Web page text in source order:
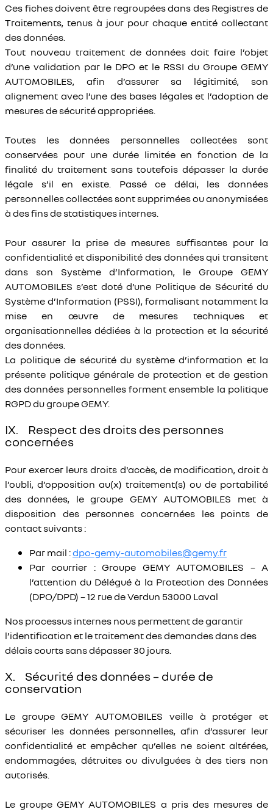
Ces fiches doivent être regroupées dans des Registres de
Traitements, tenus à jour pour chaque entité collectant
des données.
Tout nouveau traitement de données doit faire l’objet
d’une validation par le DPO et le RSSI du Groupe GEMY
AUTOMOBILES, afin d’assurer sa légitimité, son
alignement avec l’une des bases légales et l’adoption de
mesures de sécurité appropriées.
Toutes les données personnelles collectées sont
conservées pour une durée limitée en fonction de la
finalité du traitement sans toutefois dépasser la durée
légale s’il en existe. Passé ce délai, les données
personnelles collectées sont supprimées ou anonymisées
à des fins de statistiques internes.
Pour assurer la prise de mesures suffisantes pour la
confidentialité et disponibilité des données qui transitent
dans son Système d’Information, le Groupe GEMY
AUTOMOBILES s’est doté d’une Politique de Sécurité du
Système d’Information (PSSI), formalisant notamment la
mise en œuvre de mesures techniques et
organisationnelles dédiées à la protection et la sécurité
des données.
La politique de sécurité du système d’information et la
présente politique générale de protection et de gestion
des données personnelles forment ensemble la politique
RGPD du groupe GEMY.
IX. Respect des droits des personnes
concernées
Pour exercer leurs droits d'accès, de modification, droit à
l’oubli, d’opposition au(x) traitement(s) ou de portabilité
des données, le groupe GEMY AUTOMOBILES met à
disposition des personnes concernées les points de
contact suivants :
Par mail :dpo-gemy-automobiles@gemy.fr
Par courrier : Groupe GEMY AUTOMOBILES – A
l’attention du Délégué à la Protection des Données
(DPO/DPD) – 12 rue de Verdun 53000 Laval
Nos processus internes nous permettent de garantir
l’identification et le traitement des demandes dans des
délais courts sans dépasser 30 jours.
X. Sécurité des données – durée de
conservation
Le groupe GEMY AUTOMOBILES veille à protéger et
sécuriser les données personnelles, afin d’assurer leur
confidentialité et empêcher qu’elles ne soient altérées,
endommagées, détruites ou divulguées à des tiers non
autorisés.
Le groupe GEMY AUTOMOBILES a pris des mesures de